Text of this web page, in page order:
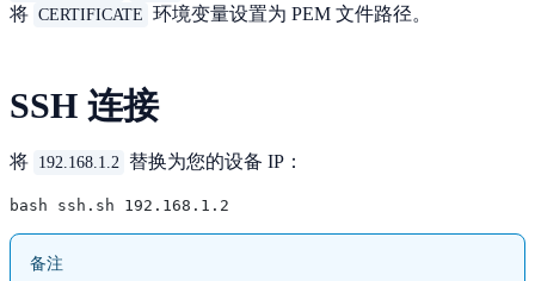
将 CERTIFICATE 环境变量设置为 PEM 文件路径。
SSH 连接
将 192.168.1.2 替换为您的设备 IP：
备注